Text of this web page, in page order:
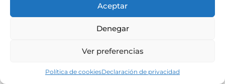
Aceptar
Denegar
Ver preferencias
Política de cookiesDeclaración de privacidad